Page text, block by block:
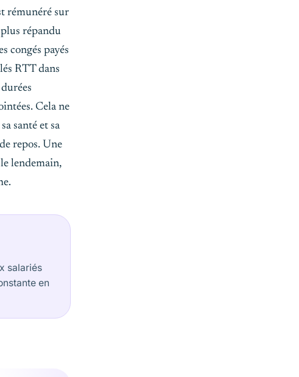
rémunéré sur
répandu
congés payés
RTT dans
Cela ne
santé et sa
repos. Une
lendemain,
salariés
en